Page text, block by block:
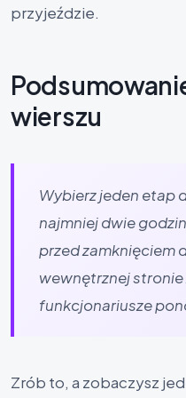
przyjeździe.
wierszu
Wybierz jeden etap
najmniej dwie
przed zamknięciem
wewnętrznej
funkcjonariusze
Zrób to, a zobaczysz